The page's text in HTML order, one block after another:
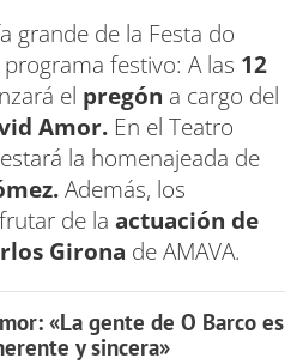
grande de la Festa do
festivo: A las 12
el pregón a cargo del
Amor. En el Teatro
la homenajeada de
Además, los
de la actuación de
Girona de AMAVA.
«La gente de O Barco es
y sincera»